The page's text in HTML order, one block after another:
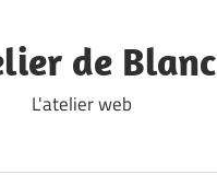
de Blanc
L'atelier web